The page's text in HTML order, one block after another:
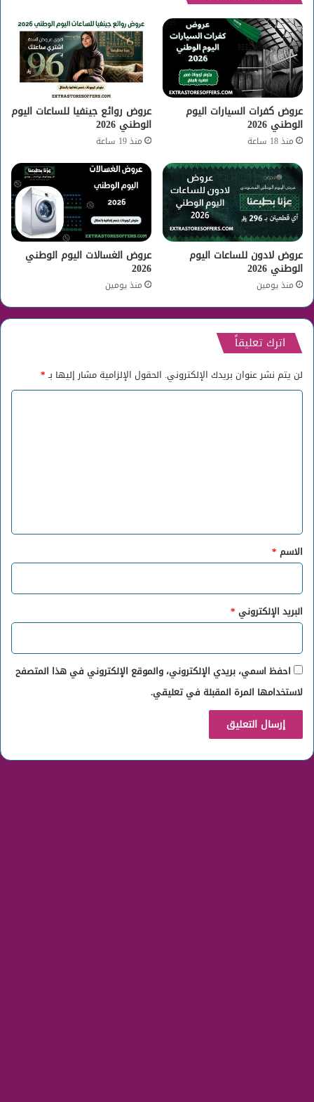
عروض كفرات السيارات اليوم
الوطني 2026
منذ 18 ساعة
عروض روائع جينفيا للساعات اليوم
الوطني 2026
منذ 19 ساعة
عروض لادون للساعات اليوم
الوطني 2026
منذ يومين
عروض الغسالات اليوم الوطني
2026
منذ يومين
اترك تعليقاً
لن يتم نشر عنوان بريدك الإلكتروني. الحقول الإلزامية مشار إليها بـ*
*
الاسم *
البريد الإلكتروني *
احفظ اسمي، بريدي الإلكتروني، والموقع الإلكتروني في هذا المتصفح
لاستخدامها المرة المقبلة في تعليقي.